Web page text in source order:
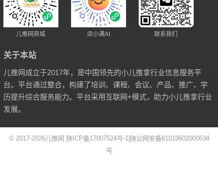
儿推网商城 店小满AI 联系我们
关于本站
儿推网成立于2017年，是中国领先的小儿推拿行业信息服务平
台。平台通过整合，构建了培训、课程、会议、产品、推广、学
历提升综合服务能力。平台采用互联网+模式，助力小儿推拿行业
发展。
© 2017-2026儿推网 陕ICP备17007524号-1 |陕公网安备61019602000634
号